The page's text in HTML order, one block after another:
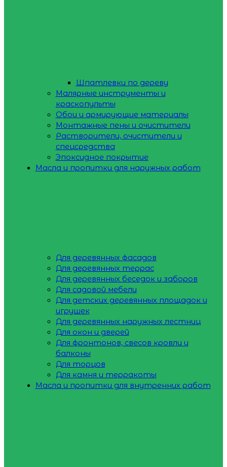
Шпатлевки по дереву
Малярные инструменты и
краскопульты
Обои и армирующие материалы
Монтажные пены и очистители
Растворители, очистители и
спецсредства
Эпоксидное покрытие
Масла и пропитки для наружных работ
Для деревянных фасадов
Для деревянных террас
Для деревянных беседок и заборов
Для садовой мебели
Для детских деревянных площадок и
игрушек
Для деревянных наружных лестниц
Для окон и дверей
Для фронтонов, свесов кровли и
балконы
Для торцов
Для камня и терракоты
Масла и пропитки для внутренних работ